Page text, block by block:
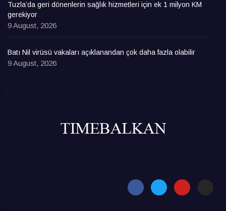
Tuzla’da geri dönenlerin sağlık hizmetleri için ek 1 milyon KM
gerekiyor
9 August, 2026
Batı Nil virüsü vakaları açıklanandan çok daha fazla olabilir
9 August, 2026